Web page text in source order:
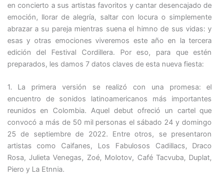
en concierto a sus artistas favoritos y cantar desencajado de
emoción, llorar de alegría, saltar con locura o simplemente
abrazar a su pareja mientras suena el himno de sus vidas: y
esas y otras emociones viveremos este año en la tercera
edición del Festival Cordillera. Por eso, para que estén
preparados, les damos 7 datos claves de esta nueva fiesta:
1. La primera versión se realizó con una promesa: el
encuentro de sonidos latinoamericanos más importantes
reunidos en Colombia. Aquel debut ofreció un cartel que
convocó a más de 50 mil personas el sábado 24 y domingo
25 de septiembre de 2022. Entre otros, se presentaron
artistas como Caifanes, Los Fabulosos Cadillacs, Draco
Rosa, Julieta Venegas, Zoé, Molotov, Café Tacvuba, Duplat,
Piero y La Etnnia.